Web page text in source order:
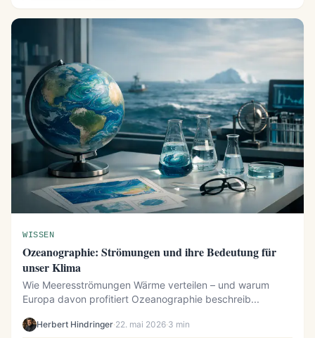
WISSEN
Ozeanographie: Strömungen und ihre Bedeutung für
unser Klima
Wie Meeresströmungen Wärme verteilen – und warum
Europa davon profitiert Ozeanographie beschreib...
Herbert Hindringer·22. mai 2026·3 min